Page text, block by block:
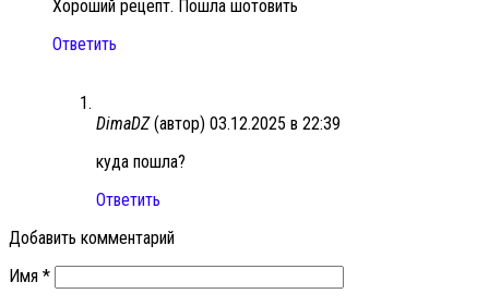
Хороший рецепт. Пошла шотовить
Ответить
DimaDZ (автор) 03.12.2025 в 22:39
куда пошла?
Ответить
Добавить комментарий
Имя *